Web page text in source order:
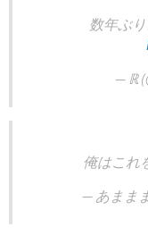
数年ぶ
— ℝ
俺はこれ
— あまま